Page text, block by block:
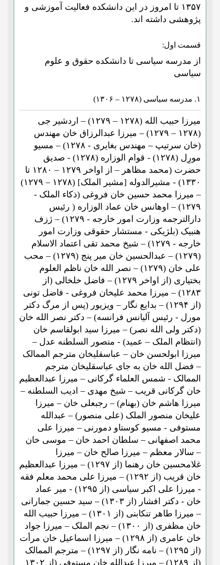
۱۳۵۷ تا امروز در این دانشکده فعالیت آموزشی و
پژوهشی داشته اند.
قسمت اول:
از مدرسه سیاسی تا دانشکده حقوق و علوم
سیاسی
۱. مدرسه سیاسی (۱۲۷۸ – ۱۳۰۶)
میرزا حبیب الله (۱۲۷۸ – ۱۲۷۹) – اردشیر جی
(۱۲۷۸ – ۱۲۷۹) – میرزا عبدالرزاق خان مهندس
(خان سرتیپ – مهندس بغایری - ۱۲۷۸) – مسیو
مورِل (۱۲۷۸) - قوام الوزاره (۱۲۷۸) - صدیق
حضرت (محمد مظاهر – از اواخر ۱۲۷۹ – ۱۲۸۰ تا
۱۳۳۰) - مشیرالدوله [مشیر الملک] (۱۲۷۸ – ۱۲۷۹)
– میرزا محمد حسین خان فروغی (ذکاء الملک -
۱۲۷۹) – اوهانس خان عماد الوزاره ( رئیس
دارالترجمه وزارت امور خارجه - ۱۲۷۹) – ژزف
هنبیک (بلژیکی - مستشار حقوقی وزارت امور
خارجه - ۱۲۷۹) – شیخ محمد تقی اعتماد الاسلام
(۱۲۷۹) – عبدالحسین خان میر پنج (۱۲۷۹) – محب
علی خان (۱۲۷۹) – نصر الله خان ناظم العلوم
بختیاری (از اواخر ۱۲۷۹) – فاضل خلخالی (از
۱۲۸۳) – میرزا محمد علیخان فروغی - فاضل تونی
(از ۱۲۹۴) – بدایع نگار – ویزیور (پس از مرگ دکتر
مورل - رئیس آلیانس فرانسه) – دکتر نصر الله خان
(دکتر ولی الله نصر) – میرزا سید ابولقاسم خان
(انتظام الملک – عمید) - منصور السلطنه عدل –
میرزا ابولحسن خان – عباسقلیخان مترجم الممالک
– فضل الله خان به جای عباسقلیخان مترجم
الممالک - شمس العلماء گرکانی – میرزا عبدالعظیم
خان گرکانی قریب – شیخ مهدی – ادیب السلطنه –
میرزا هاشم خان (بهنام) – رجبعلی خان – میرزا
علیخان منصور الملک (علی منصور) – عبدالله
مستوفی - مسیو کوستاو دمورنی – میرزا علی
محمد اصفهانی – سلطان احمد خان – موسی خان
– سالار معظم – میرزا صالح خان – میرزا
غلامحسین خان رهنما (از ۱۲۹۷) – میرزا عبدالعظیم
خان قریب (از ۱۲۹۲) – میرزا علی محمد معلم فقه
- میرزا علی اکبر سیاسی (از ۱۲۹۵) - میر عماد
خان - دکتر افشار (از ۱۳۰۳) – سید حسین جمارانی
– میرزا طاهر تنکابنی (از ۱۳۰۱) – میرزا حبیب الله
خان مظفری (از ۱۳۰۰) – نجم الملک – میرزا جواد
خان عامری (از ۱۲۹۸) – میرزا اسماعیل خان مرأت
(از ۱۲۹۵) – نامه نگار (از ۱۲۹۷) – مترجم الممالک
(از ۱۲۸۹) – میرزا عبدالله خان مستوفی (از ۱۳۰۲